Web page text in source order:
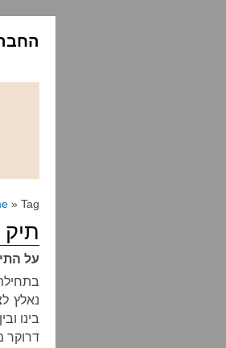
» Tag: ישראל היום
תיק 5000
על
נאלץ
בינו
דרוקר